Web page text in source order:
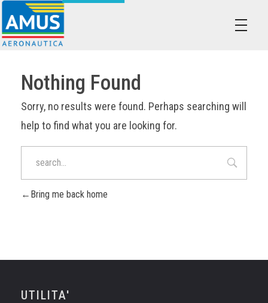
Nothing Found
Sorry, no results were found. Perhaps searching will
help to find what you are looking for.
Bring me back home
UTILITA'